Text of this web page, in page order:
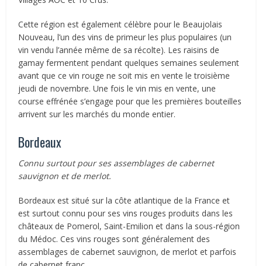
Cette région est également célèbre pour le Beaujolais
Nouveau, l’un des vins de primeur les plus populaires (un
vin vendu l’année même de sa récolte). Les raisins de
gamay fermentent pendant quelques semaines seulement
avant que ce vin rouge ne soit mis en vente le troisième
jeudi de novembre. Une fois le vin mis en vente, une
course effrénée s’engage pour que les premières bouteilles
arrivent sur les marchés du monde entier.
Bordeaux
Connu surtout pour ses assemblages de cabernet
sauvignon et de merlot.
Bordeaux est situé sur la côte atlantique de la France et
est surtout connu pour ses vins rouges produits dans les
châteaux de Pomerol, Saint-Emilion et dans la sous-région
du Médoc. Ces vins rouges sont généralement des
assemblages de cabernet sauvignon, de merlot et parfois